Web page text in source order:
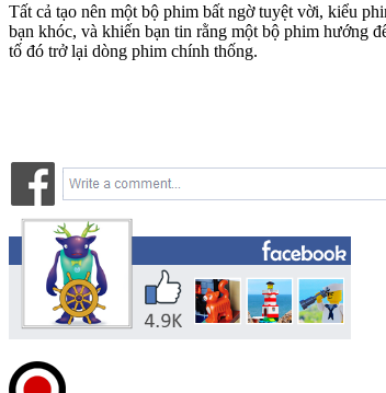
Tất cả tạo nên một bộ phim bất ngờ tuyệt vời, kiểu
bạn khóc, và khiến bạn tin rằng một bộ phim hướng
tố đó trở lại dòng phim chính thống.